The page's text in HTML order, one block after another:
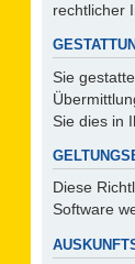
rechtlicher
Sie
Sie dies in
Diese
Software